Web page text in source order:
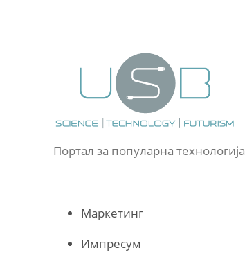
Портал за популарна технологија
Маркетинг
Импресум